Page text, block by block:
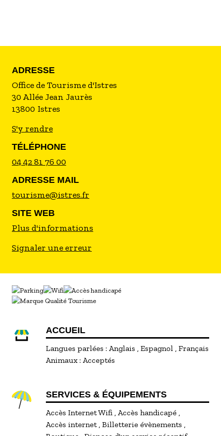
billetterie sur les nombreuses grandes
ADRESSE
Office de Tourisme d'Istres
30 Allée Jean Jaurès
13800 Istres
S'y rendre
TÉLÉPHONE
04 42 81 76 00
ADRESSE MAIL
tourisme@istres.fr
SITE WEB
Plus d'informations
Signaler une erreur
ACCUEIL
Langues parlées : Anglais Espagnol Français
Animaux : Acceptés
SERVICES & ÉQUIPEMENTS
Accès Internet Wifi Accès handicapé
Accès internet Billetterie évènements